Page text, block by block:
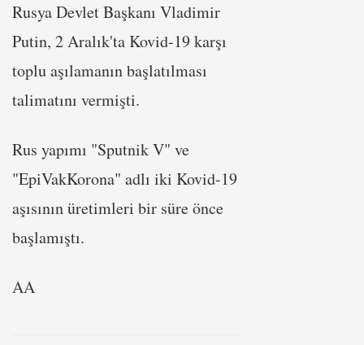
Rusya Devlet Başkanı Vladimir
Putin, 2 Aralık'ta Kovid-19 karşı
toplu aşılamanın başlatılması
talimatını vermişti.
Rus yapımı "Sputnik V" ve
"EpiVakKorona" adlı iki Kovid-19
aşısının üretimleri bir süre önce
başlamıştı.
AA